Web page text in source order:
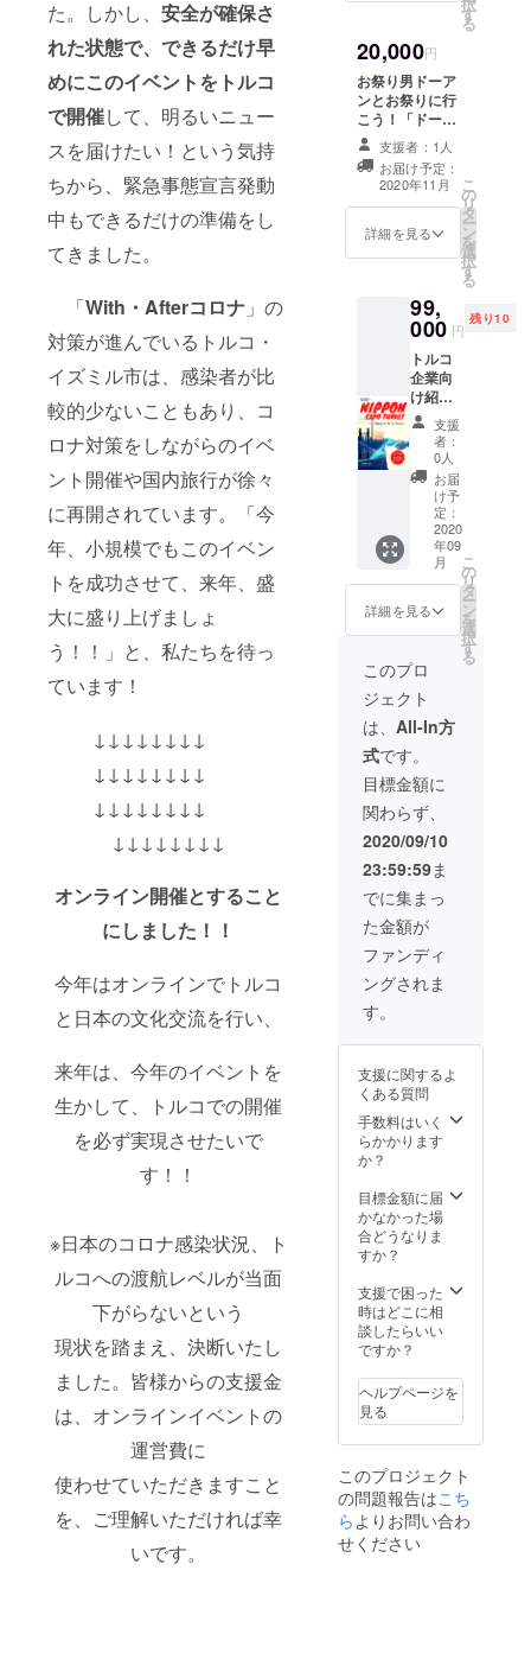
た。しかし、 安全が確保さ
れた状態で、できるだけ早
めにこのイベントをトルコ
で開催して、明るいニュー
スを届けたい！という気持
ちから、緊急事態宣言発動
中もできるだけの準備をし
てきました。
「With・Afterコロナ 」の
対策が進んでいるトルコ・
イズミル市は、感染者が比
較的少ないこともあり、コ
ロナ対策をしながらのイベ
ント開催や国内旅行が徐々
に再開されています。「今
年、小規模でもこのイベン
トを成功させて、来年、盛
大に盛り上げましょ
う！！」と、私たちを待っ
ています！
↓↓↓↓↓↓↓↓
↓↓↓↓↓↓↓↓
↓↓↓↓↓↓↓↓
↓↓↓↓↓↓↓↓
オンライン開催とすること
にしました！！
今年はオンラインでトルコ
と日本の文化交流を行い、
来年は、今年のイベントを
生かして、トルコでの開催
を必ず実現させたいで
す！！
※日本のコロナ感染状況、ト
ルコへの渡航レベルが当面
下がらないという
現状を踏まえ、決断いたし
ました。皆様からの支援金
は、オンラインイベントの
運営費に
使わせていただきますこと
を、ご理解いただければ幸
いです。
ル送
信）
③若林
秀男か
らのお
礼メッ
セージ
動画
（メー
ル送
信） ・
当イベ
新型コ
ロナ
ウィル
スの影
響で、
先の日
程に
なった
場合、
日程や
リター
ン内容
に関す
るご連
絡もき
ちんと
メール
たしま
す。
す。 ・各回一定
人数以上になら
ないように調整
させていただき
ます。
す
る
20,000円
お祭り男ドーア
ンとお祭りに行
こう！「ドーア
ンとオンライン
祭り参加」 ・
ZOOMで行いま
す。10月以降
徐々に解禁され
るであろうお祭
決まり次第お知
らせいたしま
かった方には、
録画した動画を
お送りいたしま
す。
支援者：1人
お届け予定：
2020年11月
詳細を見る
こ
の
リ
タ
ー
ン
を
選
択
す
る
99,
000 円
残り10
トルコ
企業向
け紹介
冊子
に、商
品・
サービ
ス・宿
泊施設
などを
掲載
し、企
業様に
代わっ
て現地
企業へ
PRいた
しま
す。紹
介文章
はトル
コ語に
翻訳い
たしま
す。新
規販路
開拓と
してご
利用い
ただけ
ます。
業種は
問いま
せん。
コのイ
市商工
会議所
（ヨー
ロッパ
第4の規
員企業
数
65000
）へ、
ジェク
トへ支
援した
法人様
品・作
品・
サービ
ス等を
語で紹
介し、
現地企
業に
PR・紹
支援
者：
0人
お届
け予
定：
2020
年09
月
詳細を見る
こ
の
リ
タ
ー
ン
を
選
択
す
る
このプロ
ジェクト
は、 All-In方
式です。
目標金額に
関わらず、
2020/09/10
23:59:59ま
でに集まっ
た金額が
ファンディ
ングされま
す。
支援に関するよ
くある質問
手数料はいく
らかかります
か？
目標金額に届
かなかった場
合どうなりま
すか？
支援で困った
時はどこに相
談したらいい
ですか？
ヘルプページを
見る
このプロジェクト
の問題報告はこち
らよりお問い合わ
せください